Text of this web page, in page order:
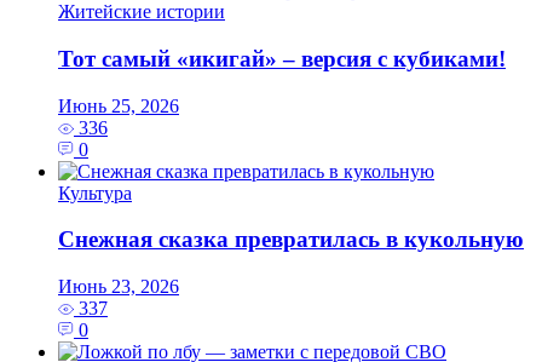
Житейские истории
Тот самый «икигай» – версия с кубиками!
Июнь 25, 2026
336
0
Культура
Снежная сказка превратилась в кукольную
Июнь 23, 2026
337
0